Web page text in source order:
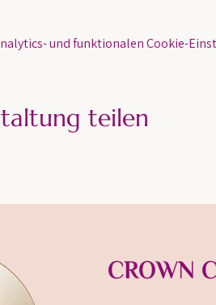
und funktionalen Cookie-
teilen
CROWN